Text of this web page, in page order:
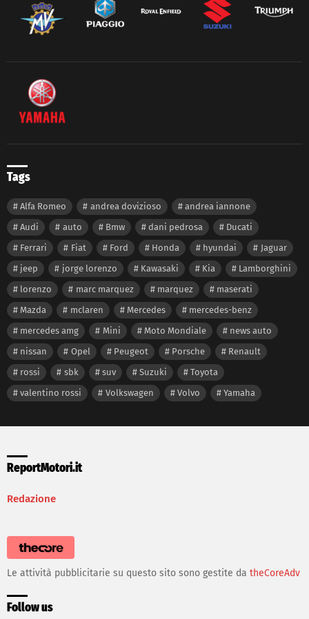
Tags
Alfa Romeo andrea dovizioso
andrea iannone
Audi
auto Bmw dani pedrosa
Ducati
Ferrari
Fiat Ford Honda hyundai
Jaguar
jeep
jorge lorenzo Kawasaki Kia
Lamborghini
lorenzo
marc marquez marquez
maserati
Mazda
mclaren Mercedes
mercedes-benz
mercedes amg
Mini Moto Mondiale
news auto
nissan
Opel Peugeot Porsche
Renault
rossi
sbk suv Suzuki
Toyota
valentino rossi
Volkswagen Volvo Yamaha
ReportMotori.it
Redazione
Le attività pubblicitarie su questo sito sono gestite da theCoreAdv
Follow us